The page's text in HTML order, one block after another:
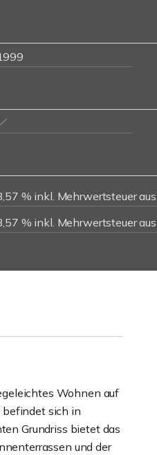
% inkl. Mehrwertsteuer
% inkl. Mehrwertsteuer
Wohnen auf
befindet sich in
Grundriss bietet das
und der